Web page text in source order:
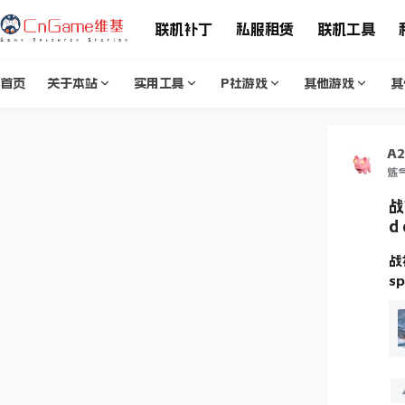
联机补丁 私服租赁 联机工具
首页 关于本站 实用工具 P社游戏 其他游戏
炼
d